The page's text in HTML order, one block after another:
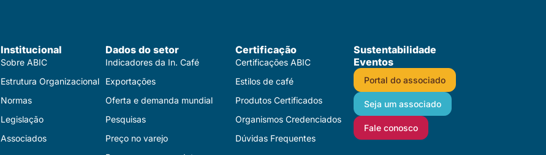
Institucional
Sobre ABIC
Estrutura Organizacional
Normas
Legislação
Associados
Dados do setor
Indicadores da In. Café
Exportações
Oferta e demanda mundial
Pesquisas
Preço no varejo
Certificação
Certificações ABIC
Estilos de café
Produtos Certificados​
Organismos Credenciados
Dúvidas Frequentes
Sustentabilidade
Eventos
Portal do associado
Seja um associado
Fale conosco